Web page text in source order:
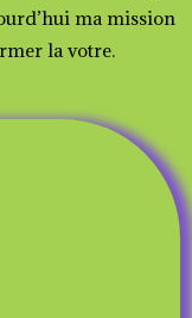
ma mission
la votre.